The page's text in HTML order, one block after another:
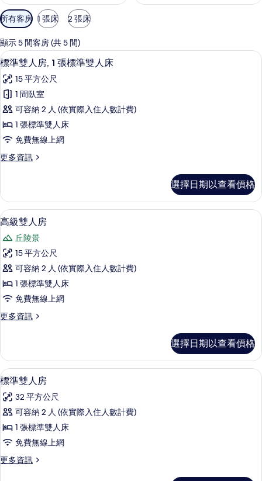
可
用
的
客
房
篩
選
條
所有客房 1 張床 2 張床
顯示 5 間客房 (共 5 間)
顯
示
標
準
雙
人
1
標
準
雙
人
床
的
所
有
相
書桌、隔音、免費無線上網、獨特裝潢
3
標準雙人房, 1 張標準雙人床
15 平方公尺
1 間臥室
可容納 2 人 (依實際入住人數計費)
1 張標準雙人床
免費無線上網
更多資訊
更
雙
人
房,
張
標
準
雙
人
床
的
詳
選擇日期以查看價格
顯
示
高
級
雙
人
的
有
相
片
高級雙人房 | 書桌、隔音、免費無線上
7
高級雙人房
丘陵景
15 平方公尺
可容納 2 人 (依實際入住人數計費)
1 張標準雙人床
免費無線上網
更多資訊
更
雙
人
房
詳
情
選擇日期以查看價格
顯
示
標
準
雙
房
標準雙人房 | 書桌、隔音、免費無線上
9
標準雙人房
32 平方公尺
可容納 2 人 (依實際入住人數計費)
1 張標準雙人床
免費無線上網
更多資訊
更